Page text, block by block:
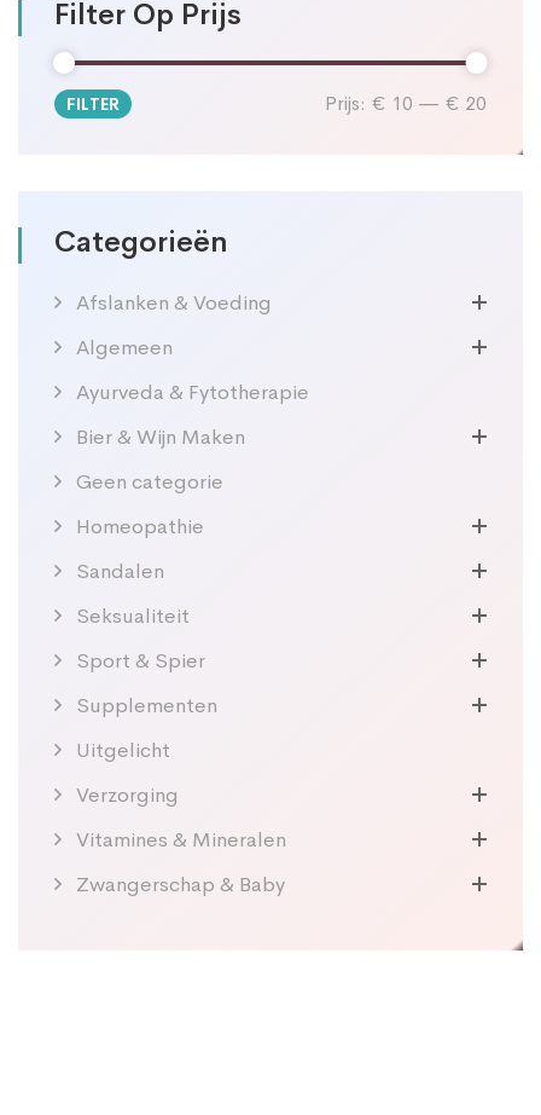
Filter Op Prijs
Min.
Max.
FILTER Prijs: € 10 — € 20
Categorieën
Afslanken & Voeding
Algemeen
Ayurveda & Fytotherapie
Bier & Wijn Maken
Geen categorie
Homeopathie
Sandalen
Seksualiteit
Sport & Spier
Supplementen
Uitgelicht
Verzorging
Vitamines & Mineralen
Zwangerschap & Baby